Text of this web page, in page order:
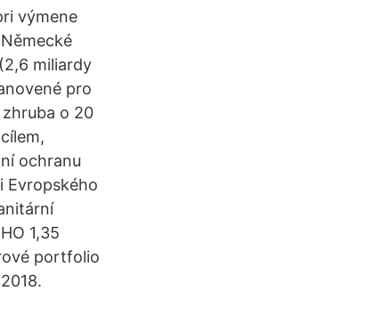
výmene
miliardy
pro
o 20
ochranu
Evropského
1,35
portfolio